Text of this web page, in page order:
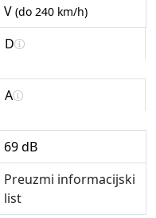
V (do 240 km/h)
D
A
69 dB
Preuzmi informacijski
list